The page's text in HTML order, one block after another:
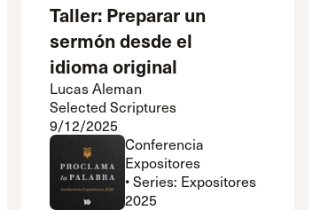
Taller: Preparar un
sermón desde el
idioma original
Lucas Aleman
Selected Scriptures
9/12/2025
Conferencia
Expositores
• Series: Expositores
2025